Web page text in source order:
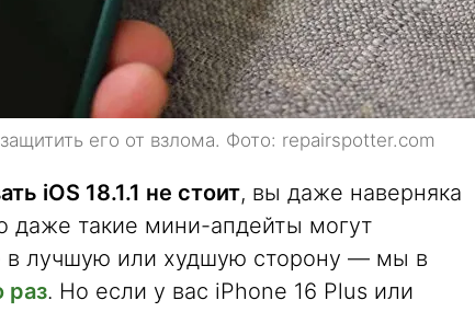
его от взлома. Фото: repairspotter.com
iOS 18.1.1 не стоит, вы даже наверняка
даже такие мини-апдейты могут
в лучшую или худшую сторону — мы в
раз. Но если у вас iPhone 16 Plus или